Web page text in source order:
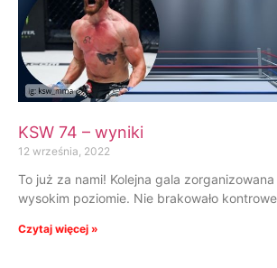
KSW 74 – wyniki
12 września, 2022
To już za nami! Kolejna gala
wysokim poziomie. Nie brakowało
Czytaj więcej »